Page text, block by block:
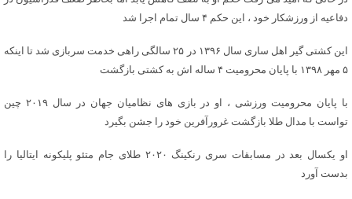
دفاعیه از ورزشکار خود ، این حکم ۴ سال تمام اجرا شد
این کشتی گیر اهل ساری سال ۱۳۹۶ در ۲۵ سالگی راهی خدمت سربازی شد تا اینکه
۵ مهر ۱۳۹۸ با پایان محرومیت ۴ ساله اش به کشتی بازگشت
با پایان محرومیت ورزشی ، او در بازی های نظامیان جهان در سال ۲۰۱۹ چین
تواست با مدال طلا بازگشت غرورآفرین خود را جشن بگیرد
او یکسال بعد در مسابقات سری رنکینگ ۲۰۲۰ طلای جام متئو پلیکونه ایتالیا را
بدست آورد